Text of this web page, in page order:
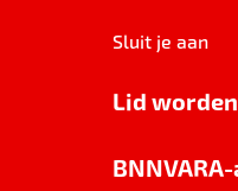
Sluit je aan
Lid worden